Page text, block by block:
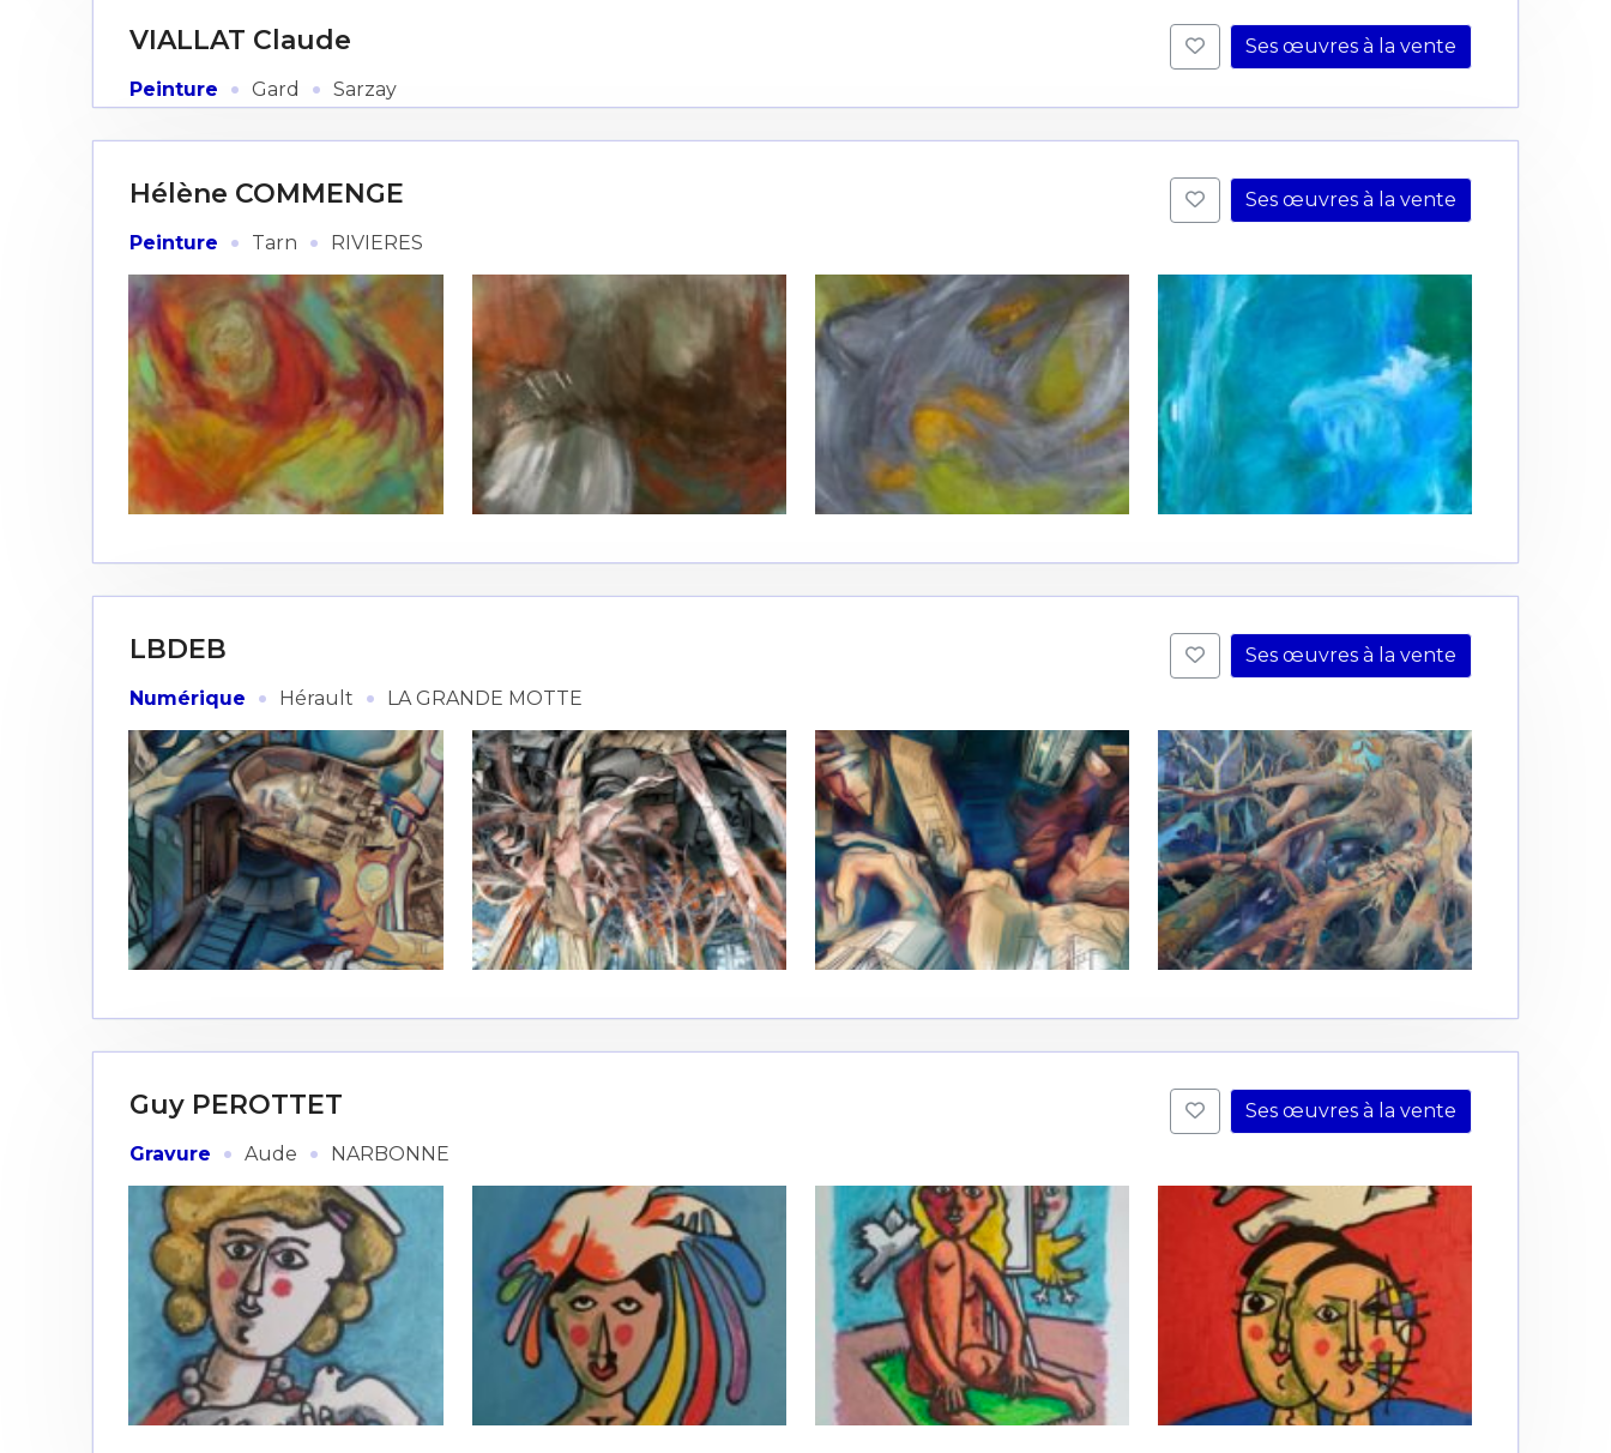
Prénom
J'accepte les termes et conditions
* Champ obligatoire
Prénom
Statut / Organisation
J'accepte lestermes et conditions
VIALLAT Claude
Peinture · Gard · Sarzay
Ses œuvres à la vente
Hélène COMMENGE
Peinture · Tarn · RIVIERES
Ses œuvres à la vente
LBDEB
Numérique · Hérault · LA GRANDE MOTTE
Ses œuvres à la vente
Guy PEROTTET
Gravure · Aude · NARBONNE
Ses œuvres à la vente